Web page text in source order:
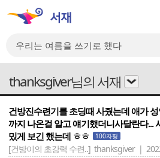
thanksgiver님의 서재
건방진수련기를 초딩때 사줬는데 애가
까지 나온걸 알고 얘기했더니사달란다...
밌게 보긴 했는데 ㅎㅎ
100자평
[건방이의 초강력 수련..] thanksgiver |